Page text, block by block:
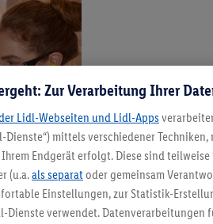
Zur Verarbeitung Ihrer
Lidl-Webseiten und Lidl-Apps
Dienste“) mittels verschiedener
Endgerät erfolgt. Diese sind
(u.a.als separat oder gemeinsam
Einstellungen, zur Statistik-
Dienste verwendet.